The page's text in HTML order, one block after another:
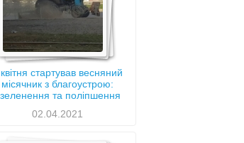
стартував весняний
місячник з благоустрою:
та поліпшення
Голосіївського району
02.04.2021